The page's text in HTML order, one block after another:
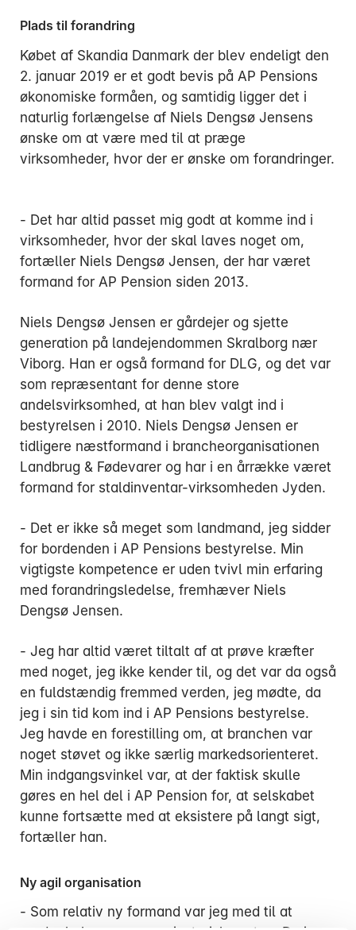
Plads til forandring
Købet af Skandia Danmark der blev endeligt den
2. januar 2019 er et godt bevis på AP Pensions
økonomiske formåen, og samtidig ligger det i
naturlig forlængelse af Niels Dengsø Jensens
ønske om at være med til at præge
virksomheder, hvor der er ønske om forandringer.
- Det har altid passet mig godt at komme ind i
virksomheder, hvor der skal laves noget om,
fortæller Niels Dengsø Jensen, der har været
formand for AP Pension siden 2013.
Niels Dengsø Jensen er gårdejer og sjette
generation på landejendommen Skralborg nær
Viborg. Han er også formand for DLG, og det var
som repræsentant for denne store
andelsvirksomhed, at han blev valgt ind i
bestyrelsen i 2010. Niels Dengsø Jensen er
tidligere næstformand i brancheorganisationen
Landbrug & Fødevarer og har i en årrække været
formand for staldinventar-virksomheden Jyden.
- Det er ikke så meget som landmand, jeg sidder
for bordenden i AP Pensions bestyrelse. Min
vigtigste kompetence er uden tvivl min erfaring
med forandringsledelse, fremhæver Niels
Dengsø Jensen.
- Jeg har altid været tiltalt af at prøve kræfter
med noget, jeg ikke kender til, og det var da også
en fuldstændig fremmed verden, jeg mødte, da
jeg i sin tid kom ind i AP Pensions bestyrelse.
Jeg havde en forestilling om, at branchen var
noget støvet og ikke særlig markedsorienteret.
Min indgangsvinkel var, at der faktisk skulle
gøres en hel del i AP Pension for, at selskabet
kunne fortsætte med at eksistere på langt sigt,
fortæller han.
Ny agil organisation
- Som relativ ny formand var jeg med til at